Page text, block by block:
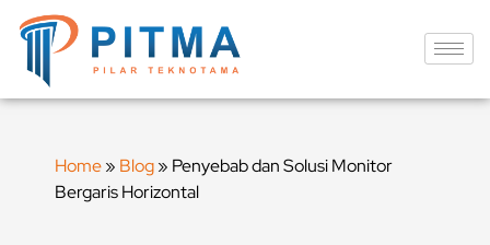
Home» Blog» Penyebab dan Solusi Monitor
Bergaris Horizontal